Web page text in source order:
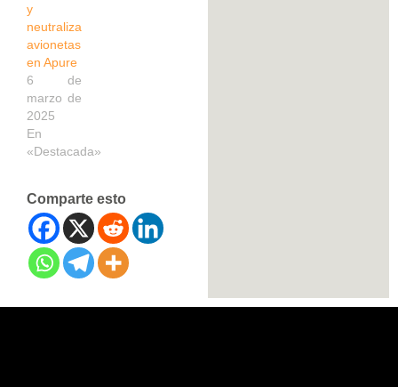
y
neutraliza
avionetas
en Apure
6 de
marzo de
2025
En
«Destacada»
Comparte esto